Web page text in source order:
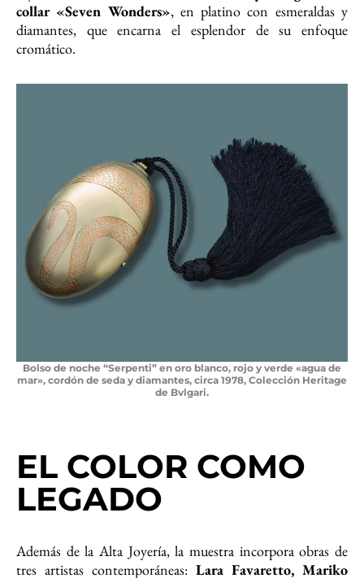
collar «Seven Wonders», en platino con esmeraldas y
diamantes, que encarna el esplendor de su enfoque
cromático.
Bolso de noche “Serpenti” en oro blanco, rojo y verde «agua de
mar», cordón de seda y diamantes, circa 1978, Colección Heritage
de Bvlgari.
EL COLOR COMO
LEGADO
Además de la Alta Joyería, la muestra incorpora obras de
tres artistas contemporáneas: Lara Favaretto, Mariko